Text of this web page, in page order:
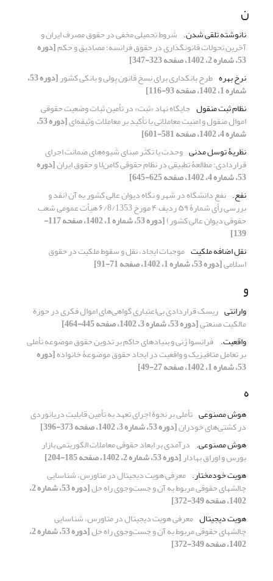
ن
نانوشته تلقی شدن.‏ شروط تحمیلی مخفی در حقوق مصرف ایران و
آخرین تحولات ‏قانونگذاری در حقوق فرانسه؛ مصادیق و حکم[دوره
53، شماره 2، 1402، صفحه 323-347]
نرخ بهره طرح بانکداری برای نسخ قانون پولی و بانکی کشور [دوره 53،
شماره 1، 1402، صفحه 93-116]
نظام ثبت منقول جایگاه نهاد «ثبت» در تأمین ثبات وضعیت حقوقی
اموال منقول و امنیت معاملاتی با تأکید بر معاملات وثیقه‌ای [دوره 53،
شماره 4، 1402، صفحه 581-601]
نظریۀ توسل مدنی وحدت یا تکثر مبنای شیوه‌های ضمانت اجرای
قراردادی: مطالعۀ تطبیقی در نظام حقوقی کامن‌لا و حقوق ایران[دوره
53، شماره 4، 1402، صفحه 625-645]
نفع.‏ نفع دانشگاه در شهر و نگاه دیوان عالی کشور به آن ‏(نقد و
بررسی رأی شمارۀ ۵۹ ردیف ۴ مورخ ۶/8/1353 هیأت ‏عمومی شعب
حقوقی دیوان عالی کشور)‏ [دوره 53، شماره 1، 1402، صفحه 117-
139]
نقل اضافه ملکیت موجبات ایجاد، نقل و سقوط ملکیت در حقوق
اسلامی[دوره 53، شماره 1، 1402، صفحه 71-91]
و
وارانتی ریسک قراردادی بی‌اعتباری گواهی‌های اموال فکری در حوزة
مالکیت صنعتی[دوره 53، شماره 3، 1402، صفحه 445-464]
واقعیت. ‏ فرانسوا ژنی و بنیادهای حاکم بر تدوین حقوق موضوعه تأملی
بر تعامل متافیزیک و واقعیت در ایجاد حقوق موضوعۀ خانواده[دوره
53، شماره 1، 1402، صفحه 27-49]
ه
هوش مصنوعی تأملی بر نحوة اجرای تعهد به تأمین قابلیت دریانوردی
در کشتی‌های خودران[دوره 53، شماره 3، 1402، صفحه 373-396]
هوش مصنوعی.‏ درآمدی بر ابعاد حقوقی معاملات الگوریتمی بازار
بورس و اوراق ‏بهادار[دوره 53، شماره 2، 1402، صفحه 185-204]
هویت خودمختار.‏ معرفی هویت دیجیتال در متاورس، شناسایی
چالش‎‎های حقوقی مربوط ‏به آن و جست‌وجوی راه حل [دوره 53، شماره 2،
1402، صفحه 349-372]
هویت دیجیتال معرفی هویت دیجیتال در متاورس، شناسایی
چالش‎‎های حقوقی مربوط ‏به آن و جست‌وجوی راه حل [دوره 53، شماره 2،
1402، صفحه 349-372]